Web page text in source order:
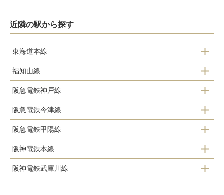
近隣の駅から探す
東海道本線
甲子園口駅
西宮駅
さくら夙川駅
福知山線
生瀬駅
西宮名塩駅
阪急電鉄神戸線
西宮北口駅
夙川駅
阪急電鉄今津線
今津駅
阪神国道駅
西宮北口駅
阪急電鉄甲陽線
夙川駅
苦楽園口駅
阪神電鉄本線
武庫川駅
阪神電鉄武庫川線